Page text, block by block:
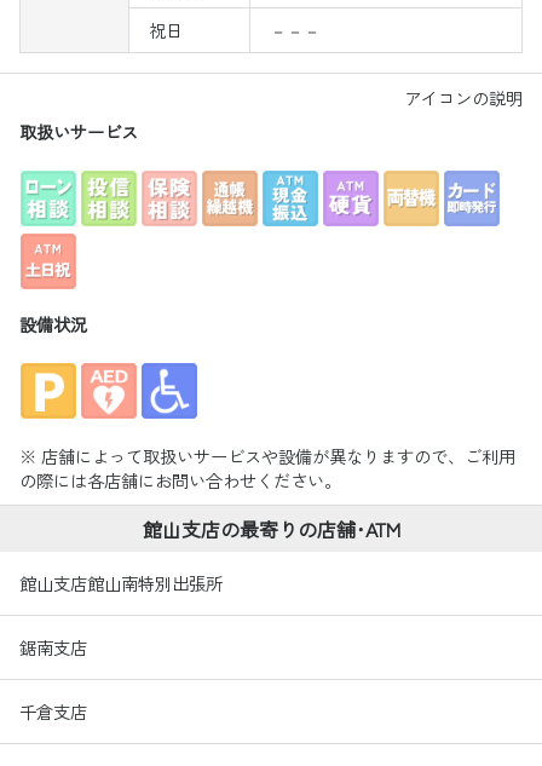
祝日
－－－
アイコンの説明
取扱いサービス
設備状況
※ 店舗によって取扱いサービスや設備が異なりますので、ご利用
の際には各店舗にお問い合わせください。
館山支店の最寄りの店舗･ATM
館山支店館山南特別出張所
鋸南支店
千倉支店